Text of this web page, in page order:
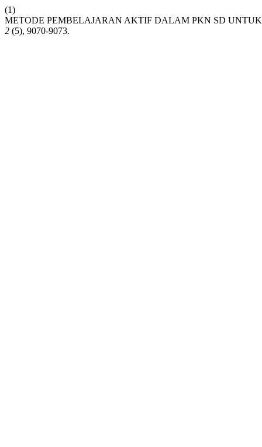
(1)
METODE PEMBELAJARAN AKTIF DALAM PKN SD
2 (5), 9070-9073.